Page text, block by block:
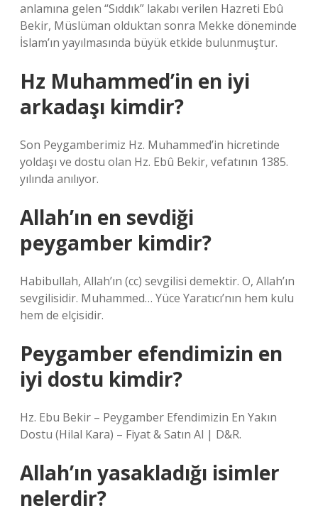
anlamına gelen “Sıddık” lakabı verilen Hazreti Ebû
Bekir, Müslüman olduktan sonra Mekke döneminde
İslam’ın yayılmasında büyük etkide bulunmuştur.
Hz Muhammed’in en iyi
arkadaşı kimdir?
Son Peygamberimiz Hz. Muhammed’in hicretinde
yoldaşı ve dostu olan Hz. Ebû Bekir, vefatının 1385.
yılında anılıyor.
Allah’ın en sevdiği
peygamber kimdir?
Habibullah, Allah’ın (cc) sevgilisi demektir. O, Allah’ın
sevgilisidir. Muhammed… Yüce Yaratıcı’nın hem kulu
hem de elçisidir.
Peygamber efendimizin en
iyi dostu kimdir?
Hz. Ebu Bekir – Peygamber Efendimizin En Yakın
Dostu (Hilal Kara) – Fiyat & Satın Al | D&R.
Allah’ın yasakladığı isimler
nelerdir?